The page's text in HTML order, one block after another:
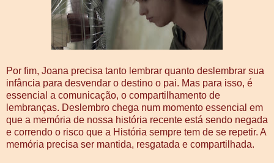
Por fim, Joana precisa tanto lembrar quanto deslembrar sua
infância para desvendar o destino o pai. Mas para isso, é
essencial a comunicação, o compartilhamento de
lembranças. Deslembro chega num momento essencial em
que a memória de nossa história recente está sendo negada
e correndo o risco que a História sempre tem de se repetir. A
memória precisa ser mantida, resgatada e compartilhada.